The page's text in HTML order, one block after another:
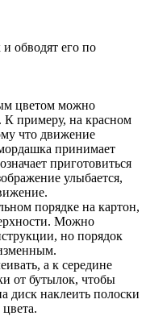
обводят его по
цветом можно
К примеру, на красном
что движение
принимает
приготовиться
улыбается,
порядке на картон,
Можно
но порядок
а к середине
от бутылок, чтобы
диск наклеить полоски